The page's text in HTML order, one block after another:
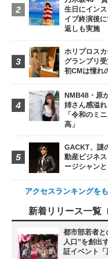
生日にイン
イブ終演後
返しも実施
ホリプロス
グランプリ受
初CMは憧れ
NMB48・原
姉さん感溢
「令和のミ
高」
GACKT、謎
動産ビジネ
ージシャン
アクセスランキングを
新着リリース一覧
都市部若者と
人口”を創出
証イベント